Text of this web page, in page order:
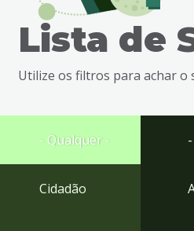
busca
Ir
rodapé
Lista de
Utilize os filtros para achar o
- Qualquer -
Cidadão